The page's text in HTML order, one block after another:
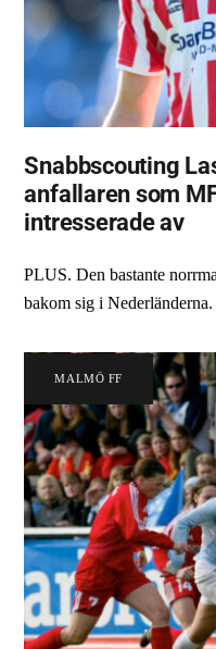
Snabbscouting
anfallaren som
intresserade av
PLUS. Den bastante
bakom sig i Nederländerna.
MALMÖ FF